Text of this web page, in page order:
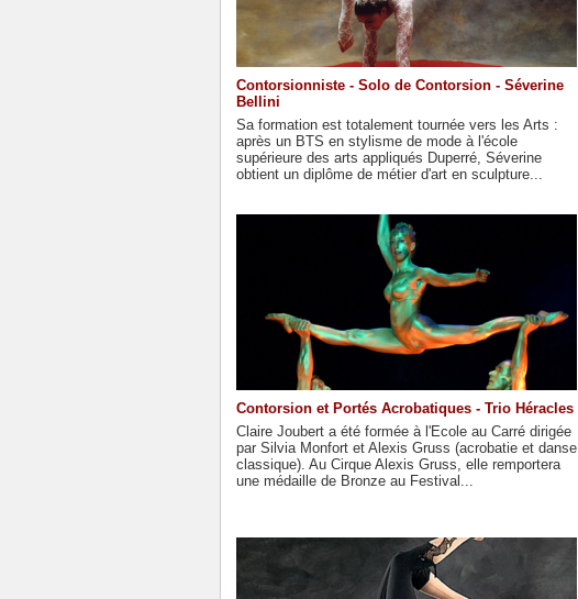
Contorsionniste - Solo de Contorsion - Séverine
Bellini
Sa formation est totalement tournée vers les Arts :
après un BTS en stylisme de mode à l'école
supérieure des arts appliqués Duperré, Séverine
obtient un diplôme de métier d'art en sculpture...
Contorsion et Portés Acrobatiques - Trio Héracles
Claire Joubert a été formée à l'Ecole au Carré dirigée
par Silvia Monfort et Alexis Gruss (acrobatie et danse
classique). Au Cirque Alexis Gruss, elle remportera
une médaille de Bronze au Festival...